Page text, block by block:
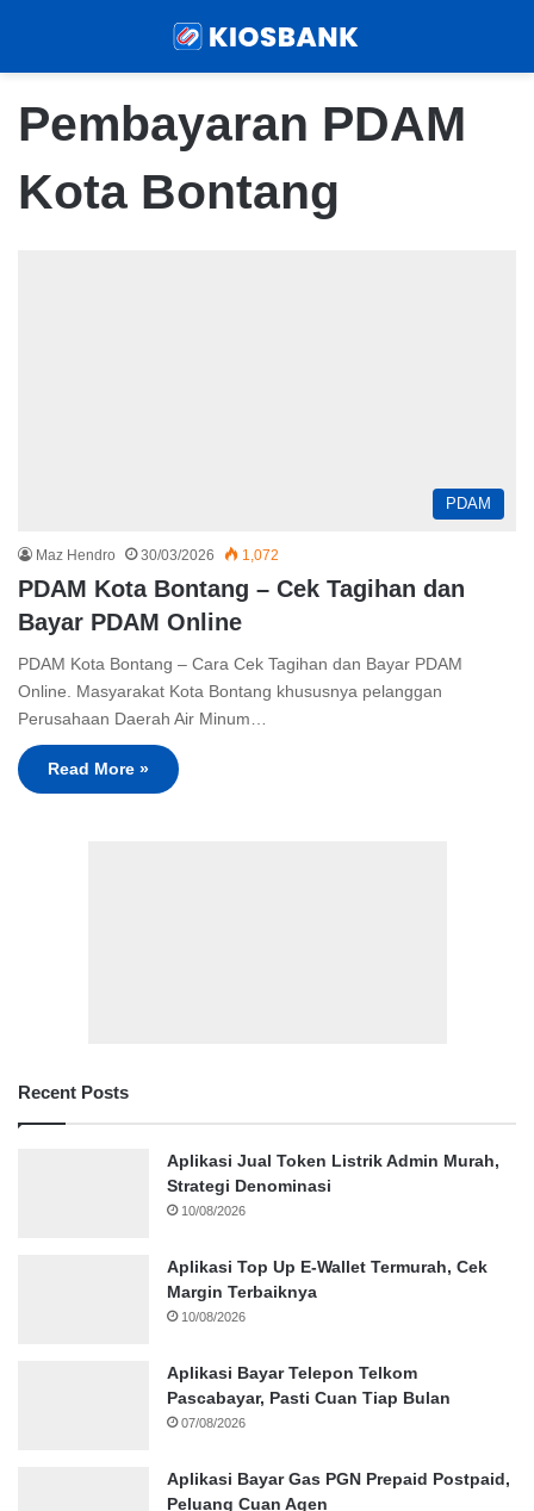
Pembayaran PDAM
Kota Bontang
PDAM
Maz Hendro 30/03/2026 1,072
PDAM Kota Bontang – Cek Tagihan dan
Bayar PDAM Online
PDAM Kota Bontang – Cara Cek Tagihan dan Bayar PDAM
Online. Masyarakat Kota Bontang khususnya pelanggan
Perusahaan Daerah Air Minum…
Read More »
Recent Posts
Aplikasi Jual Token Listrik Admin Murah,
Strategi Denominasi
10/08/2026
Aplikasi Top Up E-Wallet Termurah, Cek
Margin Terbaiknya
10/08/2026
Aplikasi Bayar Telepon Telkom
Pascabayar, Pasti Cuan Tiap Bulan
07/08/2026
Aplikasi Bayar Gas PGN Prepaid Postpaid,
Peluang Cuan Agen